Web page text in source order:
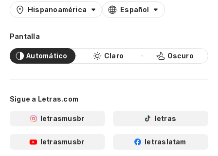
Hispanoamérica Español
Pantalla
Automático Claro Oscuro
Sigue a Letras.com
letrasmusbr letras
letrasmusbr letraslatam